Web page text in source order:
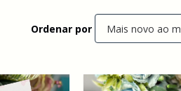
Ordenar por